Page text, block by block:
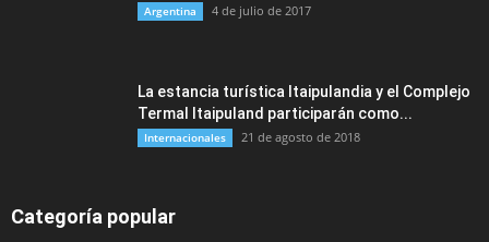
Argentina 4 de julio de 2017
La estancia turística Itaipulandia y el Complejo
Termal Itaipuland participarán como...
Internacionales 21 de agosto de 2018
Categoría popular